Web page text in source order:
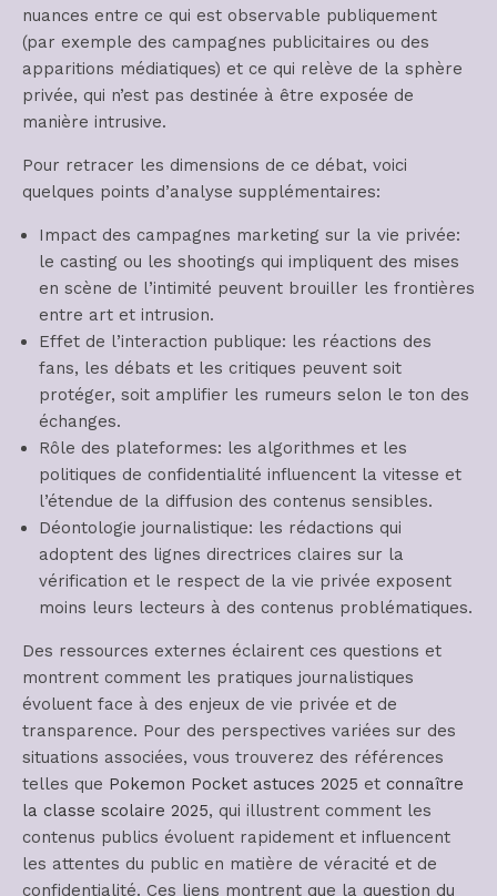
nuances entre ce qui est observable publiquement
(par exemple des campagnes publicitaires ou des
apparitions médiatiques) et ce qui relève de la sphère
privée, qui n’est pas destinée à être exposée de
manière intrusive.
Pour retracer les dimensions de ce débat, voici
quelques points d’analyse supplémentaires:
Impact des campagnes marketing sur la vie privée:
le casting ou les shootings qui impliquent des mises
en scène de l’intimité peuvent brouiller les frontières
entre art et intrusion.
Effet de l’interaction publique: les réactions des
fans, les débats et les critiques peuvent soit
protéger, soit amplifier les rumeurs selon le ton des
échanges.
Rôle des plateformes: les algorithmes et les
politiques de confidentialité influencent la vitesse et
l’étendue de la diffusion des contenus sensibles.
Déontologie journalistique: les rédactions qui
adoptent des lignes directrices claires sur la
vérification et le respect de la vie privée exposent
moins leurs lecteurs à des contenus problématiques.
Des ressources externes éclairent ces questions et
montrent comment les pratiques journalistiques
évoluent face à des enjeux de vie privée et de
transparence. Pour des perspectives variées sur des
situations associées, vous trouverez des références
telles que Pokemon Pocket astuces 2025 et connaître
la classe scolaire 2025, qui illustrent comment les
contenus publics évoluent rapidement et influencent
les attentes du public en matière de véracité et de
confidentialité. Ces liens montrent que la question du